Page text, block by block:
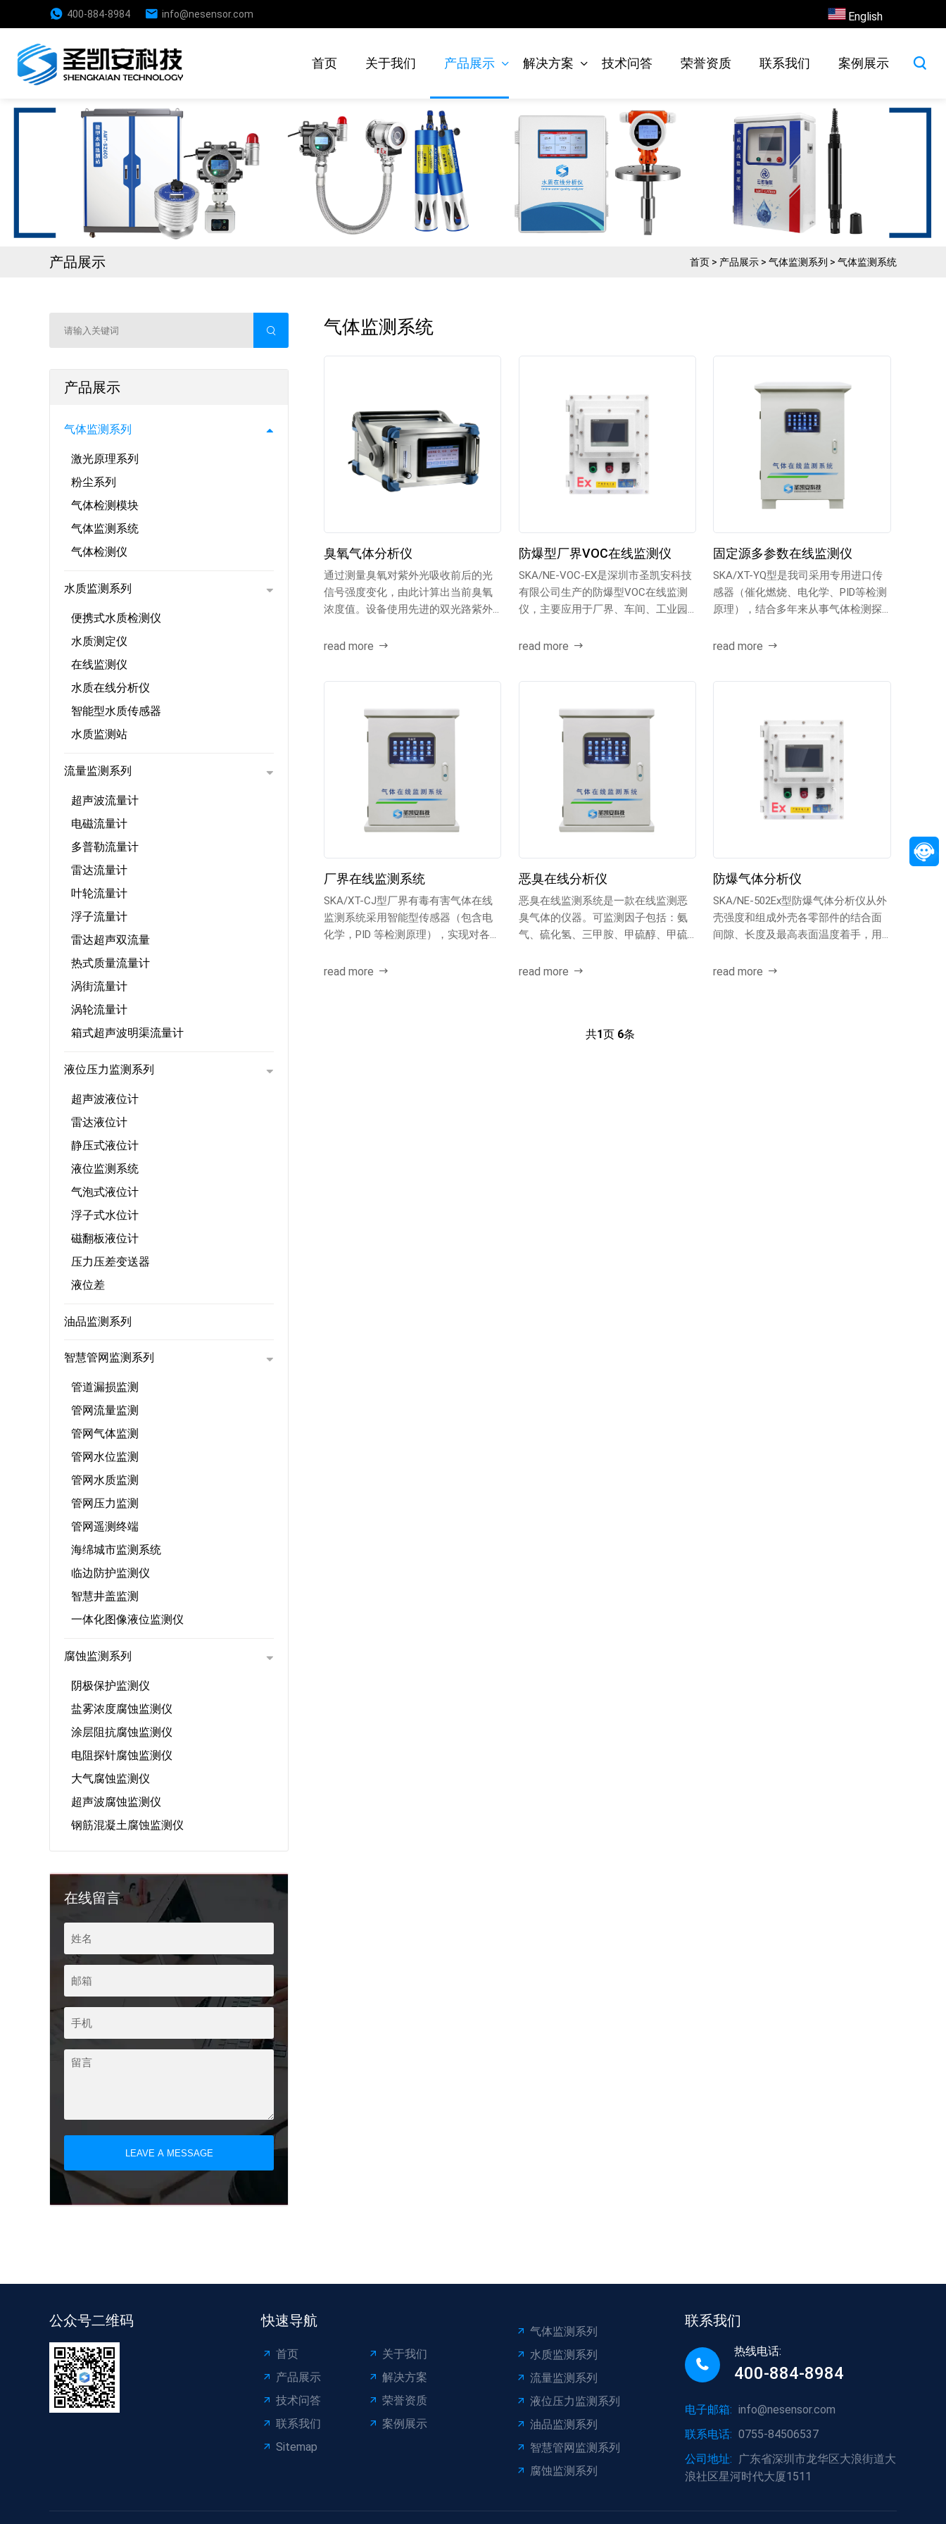
400-884-8984 info@nesensor.com English
首页 关于我们 产品展示 解决方案 技术问答 荣誉资质 联系我们 案例展示
产品展示 首页 > 产品展示 > 气体监测系列 > 气体监测系统
产品展示
气体监测系列
激光原理系列
粉尘系列
气体检测模块
气体监测系统
气体检测仪
水质监测系列
便携式水质检测仪
水质测定仪
在线监测仪
水质在线分析仪
智能型水质传感器
水质监测站
流量监测系列
超声波流量计
电磁流量计
多普勒流量计
雷达流量计
叶轮流量计
浮子流量计
雷达超声双流量
热式质量流量计
涡街流量计
涡轮流量计
箱式超声波明渠流量计
液位压力监测系列
超声波液位计
雷达液位计
静压式液位计
液位监测系统
气泡式液位计
浮子式水位计
磁翻板液位计
压力压差变送器
液位差
油品监测系列
智慧管网监测系列
管道漏损监测
管网流量监测
管网气体监测
管网水位监测
管网水质监测
管网压力监测
管网遥测终端
海绵城市监测系统
临边防护监测仪
智慧井盖监测
一体化图像液位监测仪
腐蚀监测系列
阴极保护监测仪
盐雾浓度腐蚀监测仪
涂层阻抗腐蚀监测仪
电阻探针腐蚀监测仪
大气腐蚀监测仪
超声波腐蚀监测仪
钢筋混凝土腐蚀监测仪
在线留言
LEAVE A MESSAGE
气体监测系统
臭氧气体分析仪
通过测量臭氧对紫外光吸收前后的光
信号强度变化，由此计算出当前臭氧
浓度值。设备使用先进的双光路紫外
read more
防爆型厂界VOC在线监测仪
SKA/NE-VOC-EX是深圳市圣凯安科技
有限公司生产的防爆型VOC在线监测
仪，主要应用于厂界、车间、工业园
read more
固定源多参数在线监测仪
SKA/XT-YQ型是我司采用专用进口传
感器（催化燃烧、电化学、PID等检测
原理），结合多年来从事气体检测探
read more
厂界在线监测系统
SKA/XT-CJ型厂界有毒有害气体在线
监测系统采用智能型传感器（包含电
化学，PID 等检测原理），实现对各种
read more
恶臭在线分析仪
恶臭在线监测系统是一款在线监测恶
臭气体的仪器。可监测因子包括：氨
气、硫化氢、三甲胺、甲硫醇、甲硫
read more
防爆气体分析仪
SKA/NE-502Ex型防爆气体分析仪从外
壳强度和组成外壳各零部件的结合面
间隙、长度及最高表面温度着手，用
read more
共1页 6条
公众号二维码 快速导航
首页
关于我们
产品展示
解决方案
技术问答
荣誉资质
联系我们
案例展示
Sitemap
气体监测系列
水质监测系列
流量监测系列
液位压力监测系列
油品监测系列
智慧管网监测系列
腐蚀监测系列
联系我们
热线电话:
400-884-8984
电子邮箱: info@nesensor.com
联系电话: 0755-84506537
公司地址: 广东省深圳市龙华区大浪街道大
浪社区星河时代大厦1511